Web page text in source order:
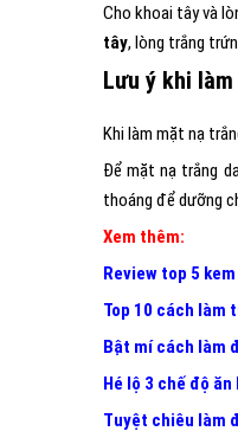
Cho khoai tây và
tây, lòng trắng
Lưu ý khi
Khi làm mặt nạ
Để mặt nạ trắng
thoáng để dưỡng
Xem thêm:
Review top 5
Top 10 cách làm
Bật mí cách làm
Hé lộ 3 chế độ
Tuyệt chiêu làm